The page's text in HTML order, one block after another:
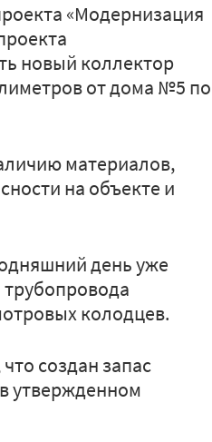
«Модернизация
новый коллектор
от дома №5 по
материалов,
на объекте и
день уже
колодцев.
создан запас
утвержденном